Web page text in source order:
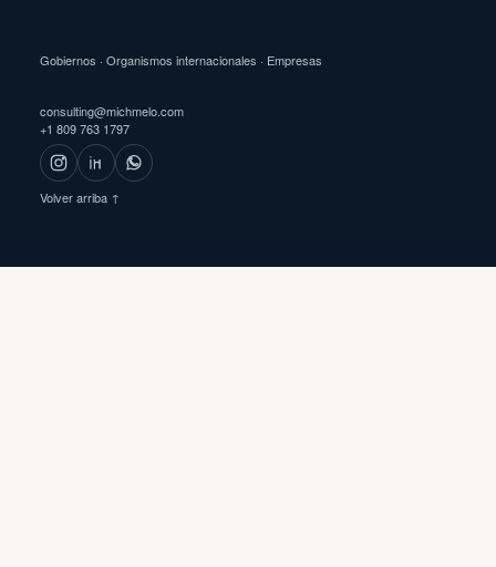
Gobiernos · Organismos internacionales · Empresas
consulting@michmelo.com
+1 809 763 1797
Volver arriba ↑